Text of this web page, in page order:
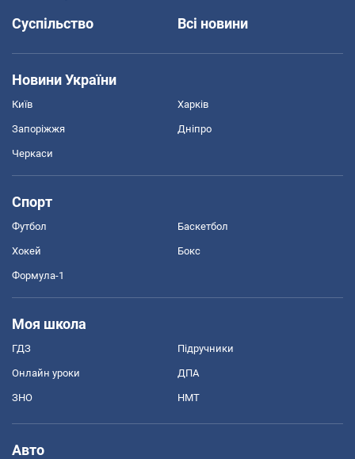
Суспільство
Всі новини
Новини України
Київ Харків
Запоріжжя Дніпро
Черкаси
Спорт
Футбол Баскетбол
Хокей Бокс
Формула-1
Моя школа
ГДЗ Підручники
Онлайн уроки ДПА
ЗНО НМТ
Авто